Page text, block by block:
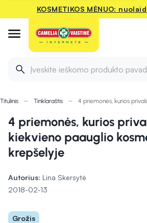
KOSMETIKOS MĖNUO:
Įveskite ieškomo produkto
Titulinis Tinklaraštis 4 priemonės, kurios
4 priemonės, kurios
kiekvieno paauglio
krepšelyje
Autorius: Lina Skersytė
2018-02-13
Grožis